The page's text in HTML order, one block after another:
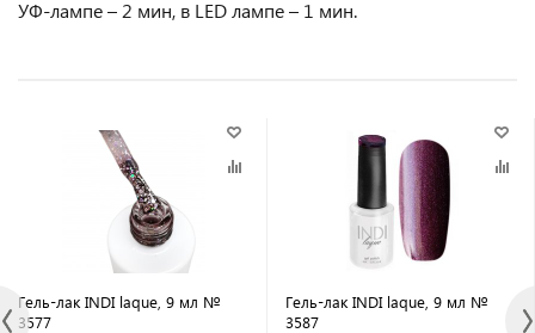
УФ-лампе – 2 мин, в LED лампе – 1 мин.
Гель-лак INDI laque, 9 мл №
3577
Гель-лак INDI laque, 9 мл №
3587